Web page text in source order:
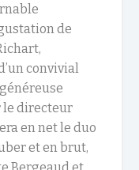
de
convivial
le directeur
en net le duo
et en brut,